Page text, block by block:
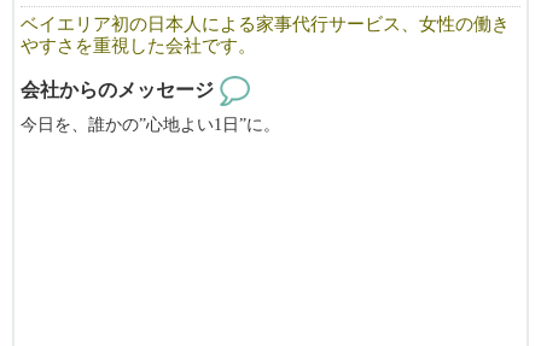
ベイエリア初の日本人による家事代行サービス、女性の働き
やすさを重視した会社です。
会社からのメッセージ
今日を、誰かの”心地よい1日”に。